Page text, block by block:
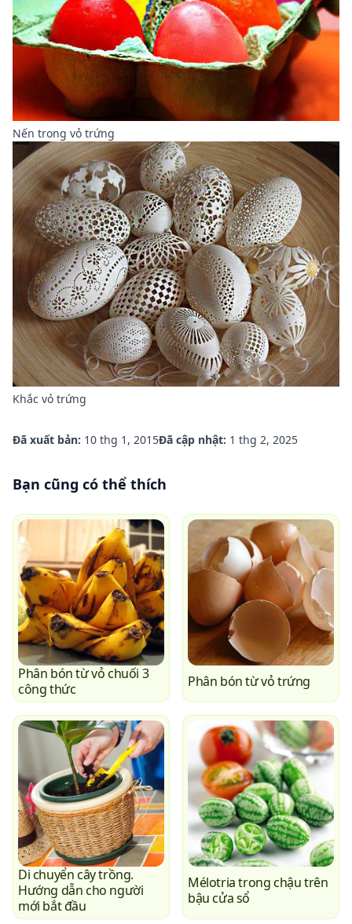
Nến trong vỏ trứng
Khắc vỏ trứng
Đã xuất bản: 10 thg 1, 2015Đã cập nhật: 1 thg 2, 2025
Bạn cũng có thể thích
Phân bón từ vỏ chuối 3
công thức
Phân bón từ vỏ trứng
Di chuyển cây trồng.
Hướng dẫn cho người
mới bắt đầu
Mélotria trong chậu trên
bậu cửa sổ